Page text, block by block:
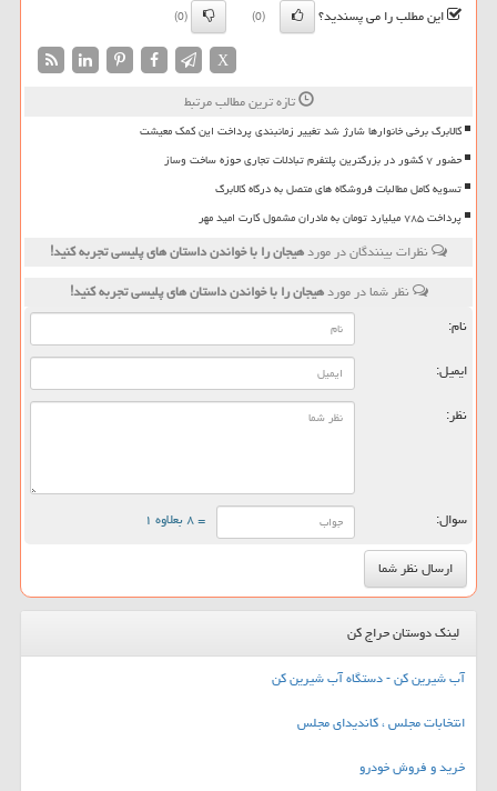
این مطلب را می پسندید؟
(0)
(0)
X
تازه ترین مطالب مرتبط
کالابرگ برخی خانوارها شارژ شد تغییر زمانبندی پرداخت این کمک معیشت
حضور ۷ کشور در بزرگترین پلتفرم تبادلات تجاری حوزه ساخت وساز
تسویه کامل مطالبات فروشگاه های متصل به درگاه کالابرگ
پرداخت ۷۸۵ میلیارد تومان به مادران مشمول کارت امید مهر
نظرات بینندگان در موردهیجان را با خواندن داستان های پلیسی تجربه كنید!
نظر شما در موردهیجان را با خواندن داستان های پلیسی تجربه كنید!
نام:
ایمیل:
نظر:
سوال: = ۸ بعلاوه ۱
لینک دوستان حراج کن
آب شیرین کن - دستگاه آب شیرین کن
انتخابات مجلس ، کاندیدای مجلس
خرید و فروش خودرو